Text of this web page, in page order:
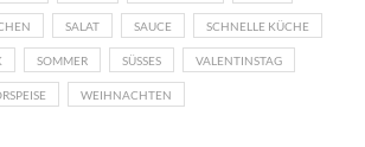
SALAT SAUCE SCHNELLE KÜCHE
SOMMER SÜSSES VALENTINSTAG
WEIHNACHTEN